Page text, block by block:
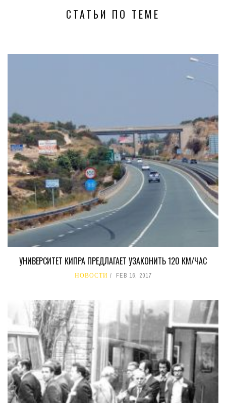
СТАТЬИ ПО ТЕМЕ
УНИВЕРСИТЕТ КИПРА ПРЕДЛАГАЕТ УЗАКОНИТЬ 120 КМ/ЧАС
НОВОСТИ FEB 16, 2017